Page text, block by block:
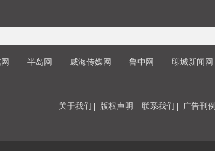
半岛网 威海传媒网 鲁中网 聊城新闻网
关于我们 版权声明 联系我们 广告刊例